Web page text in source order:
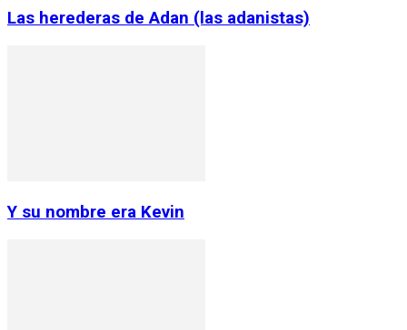
Las herederas de Adan (las adanistas)
Y su nombre era Kevin